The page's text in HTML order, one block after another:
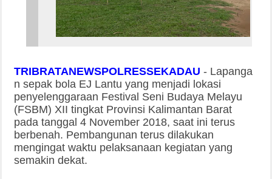
TRIBRATANEWSPOLRESSEKADAU - Lapanga
n sepak bola EJ Lantu yang menjadi lokasi
penyelenggaraan Festival Seni Budaya Melayu
(FSBM) XII tingkat Provinsi Kalimantan Barat
pada tanggal 4 November 2018, saat ini terus
berbenah. Pembangunan terus dilakukan
mengingat waktu pelaksanaan kegiatan yang
semakin dekat.